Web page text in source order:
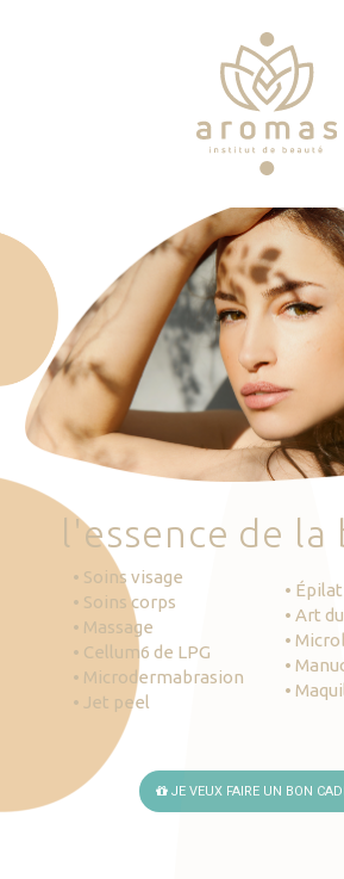
Soins
Je veux faire un bon cadeau
Plan d’accès
Prendre RDV
'essence de la
• Soins visage
• Soins corps
• Massage
• Cellum6 de LPG
• Microdermabrasion
• Jet peel
•
• Art
•
•
•
JE VEUX FAIRE UN BON